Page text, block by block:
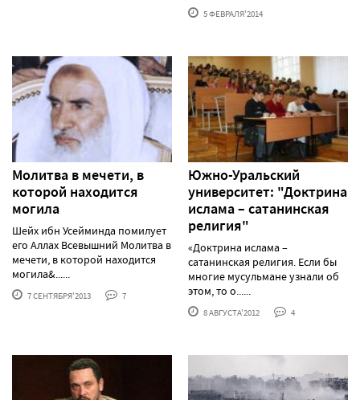
5 ФЕВРАЛЯ'2014
Молитва в мечети, в
которой находится
могила
Шейх ибн Усейминда помилует
его Аллах Всевышний Молитва в
мечети, в которой находится
могила&......
7 СЕНТЯБРЯ'2013 7
Южно-Уральский
университет: "Доктрина
ислама – сатанинская
религия"
«Доктрина ислама –
сатанинская религия. Если бы
многие мусульмане узнали об
этом, то о......
8 АВГУСТА'2012 4